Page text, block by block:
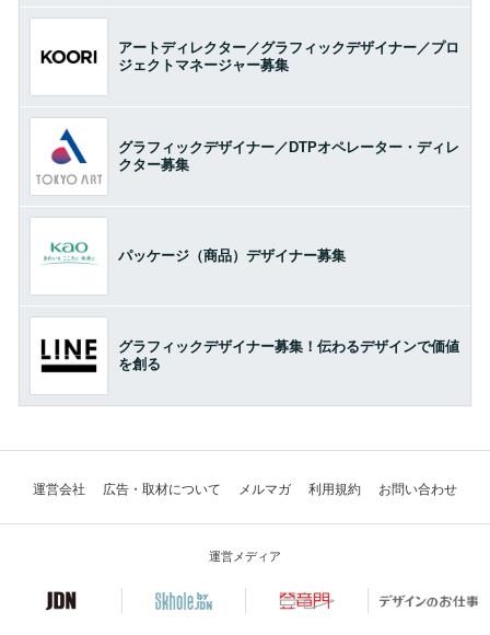
アートディレクター／グラフィックデザイナー／プロ
ジェクトマネージャー募集
グラフィックデザイナー／DTPオペレーター・ディレ
クター募集
パッケージ（商品）デザイナー募集
グラフィックデザイナー募集！伝わるデザインで価値
を創る
運営会社 広告・取材について メルマガ 利用規約 お問い合わせ
運営メディア